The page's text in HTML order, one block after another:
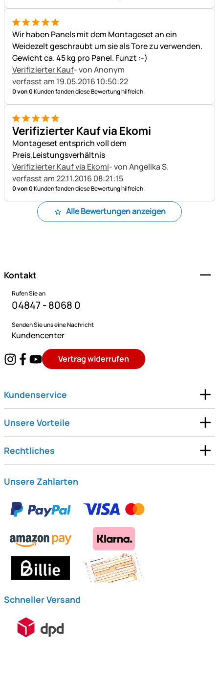
5 von 5
Wir haben Panels mit dem Montageset an ein
Weidezelt geschraubt um sie als Tore zu verwenden.
Gewicht ca. 45 kg pro Panel. Funzt :-)
Verifizierter Kauf- von Anonym
verfasst am 19.05.2016 10:50:22
0 von 0Kunden fanden diese Bewertung hilfreich.
5 von 5
Verifizierter Kauf via Ekomi
Montageset entsprich voll dem
Preis,Leistungsverhältnis
Verifizierter Kauf via Ekomi- von Angelika S.
verfasst am 22.11.2016 08:21:15
0 von 0Kunden fanden diese Bewertung hilfreich.
Alle Bewertungen anzeigen
Kontakt
Rufen Sie an
04847 - 8068 0
Senden Sie uns eine Nachricht
Kundencenter
Vertrag widerrufen
Kundenservice
Unsere Vorteile
Rechtliches
Unsere Zahlarten
Schneller Versand